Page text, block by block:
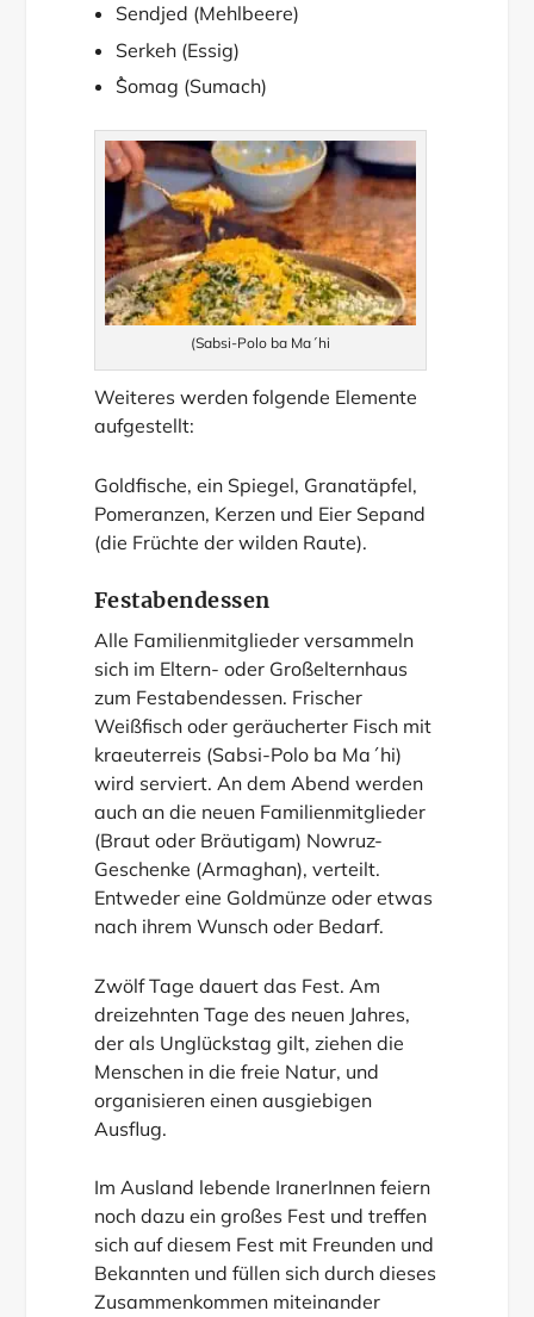
Sendjed (Mehlbeere)
Serkeh (Essig)
ُSomag (Sumach)
(Sabsi-Polo ba Ma´hi
Weiteres werden folgende Elemente
aufgestellt:
Goldfische, ein Spiegel, Granatäpfel,
Pomeranzen, Kerzen und Eier Sepand
(die Früchte der wilden Raute).
Festabendessen
Alle Familienmitglieder versammeln
sich im Eltern- oder Großelternhaus
zum Festabendessen. Frischer
Weißfisch oder geräucherter Fisch mit
kraeuterreis (Sabsi-Polo ba Ma´hi)
wird serviert. An dem Abend werden
auch an die neuen Familienmitglieder
(Braut oder Bräutigam) Nowruz-
Geschenke (Armaghan), verteilt.
Entweder eine Goldmünze oder etwas
nach ihrem Wunsch oder Bedarf.
Zwölf Tage dauert das Fest. Am
dreizehnten Tage des neuen Jahres,
der als Unglückstag gilt, ziehen die
Menschen in die freie Natur, und
organisieren einen ausgiebigen
Ausflug.
Im Ausland lebende IranerInnen feiern
noch dazu ein großes Fest und treffen
sich auf diesem Fest mit Freunden und
Bekannten und füllen sich durch dieses
Zusammenkommen miteinander